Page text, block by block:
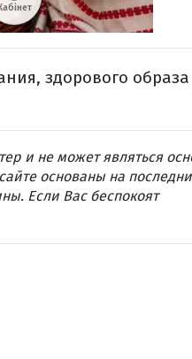
здорового образа
и не может являться
основаны на
Если Вас беспокоят